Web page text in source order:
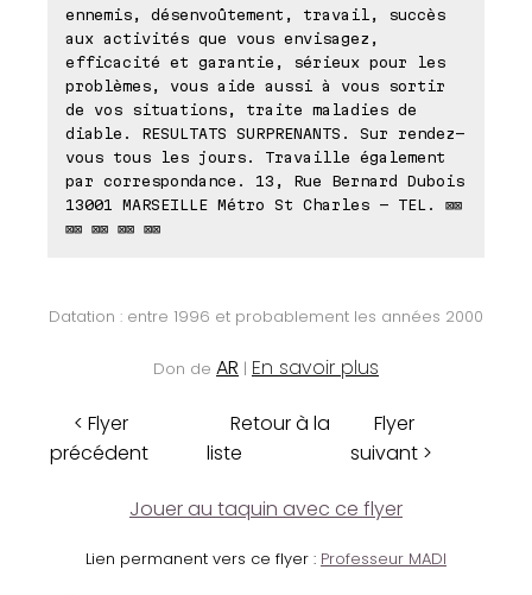
ennemis, désenvoûtement, travail, succès
aux activités que vous envisagez,
efficacité et garantie, sérieux pour les
problèmes, vous aide aussi à vous sortir
de vos situations, traite maladies de
diable. RESULTATS SURPRENANTS. Sur rendez-
vous tous les jours. Travaille également
par correspondance. 13, Rue Bernard Dubois
13001 MARSEILLE Métro St Charles - TEL. ⊠⊠
⊠⊠ ⊠⊠ ⊠⊠ ⊠⊠
Datation : entre 1996 et probablement les années 2000
Don de AR | En savoir plus
< Flyer
précédent
Retour à la
liste
Flyer
suivant >
Jouer au taquin avec ce flyer
Lien permanent vers ce flyer : Professeur MADI